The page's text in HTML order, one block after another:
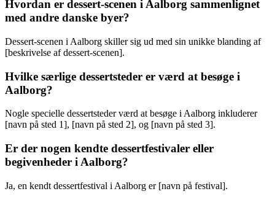
Hvordan er dessert-scenen i Aalborg sammenlignet
med andre danske byer?
Dessert-scenen i Aalborg skiller sig ud med sin unikke blanding af
[beskrivelse af dessert-scenen].
Hvilke særlige dessertsteder er værd at besøge i
Aalborg?
Nogle specielle dessertsteder værd at besøge i Aalborg inkluderer
[navn på sted 1], [navn på sted 2], og [navn på sted 3].
Er der nogen kendte dessertfestivaler eller
begivenheder i Aalborg?
Ja, en kendt dessertfestival i Aalborg er [navn på festival].